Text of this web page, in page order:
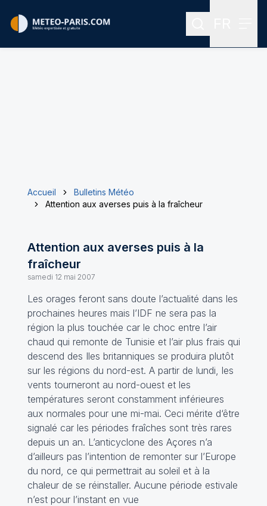
Rechercher
Accueil
Bulletins Météo
Attention aux averses puis à la fraîcheur
Attention aux averses puis à la
fraîcheur
samedi 12 mai 2007
Les orages feront sans doute l’actualité dans les
prochaines heures mais l’IDF ne sera pas la
région la plus touchée car le choc entre l’air
chaud qui remonte de Tunisie et l’air plus frais qui
descend des Iles britanniques se produira plutôt
sur les régions du nord-est. A partir de lundi, les
vents tourneront au nord-ouest et les
températures seront constamment inférieures
aux normales pour une mi-mai. Ceci mérite d‘être
signalé car les périodes fraîches sont très rares
depuis un an. L’anticyclone des Açores n’a
d’ailleurs pas l’intention de remonter sur l’Europe
du nord, ce qui permettrait au soleil et à la
chaleur de se réinstaller. Aucune période estivale
n’est pour l’instant en vue